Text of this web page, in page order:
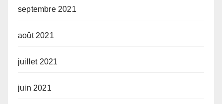
septembre 2021
août 2021
juillet 2021
juin 2021